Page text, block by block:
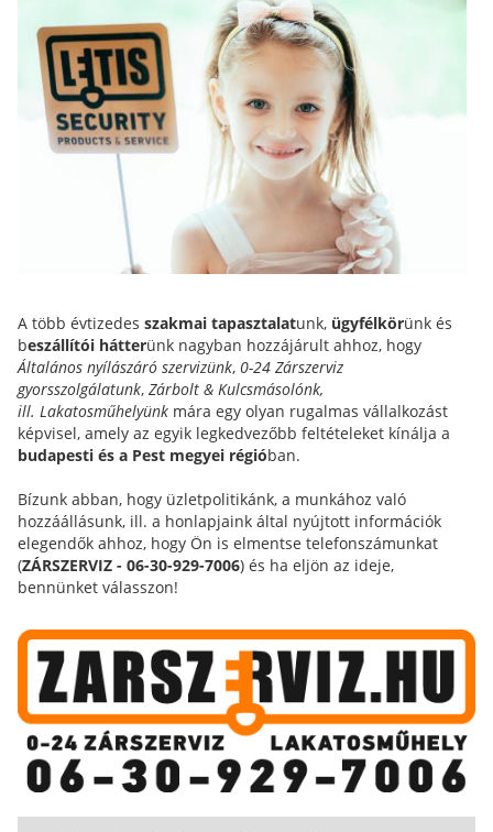
A több évtizedes szakmai tapasztalatunk, ügyfélkörünk és
beszállítói hátterünk nagyban hozzájárult ahhoz, hogy
Általános nyílászáró szervizünk, 0-24 Zárszerviz
gyorsszolgálatunk, Zárbolt & Kulcsmásolónk,
ill. Lakatosműhelyünk mára egy olyan rugalmas vállalkozást
képvisel, amely az egyik legkedvezőbb feltételeket kínálja a
budapesti és a Pest megyei régióban.
Bízunk abban, hogy üzletpolitikánk, a munkához való
hozzáállásunk, ill. a honlapjaink által nyújtott információk
elegendők ahhoz, hogy Ön is elmentse telefonszámunkat
(ZÁRSZERVIZ - 06-30-929-7006) és ha eljön az ideje,
bennünket válasszon!